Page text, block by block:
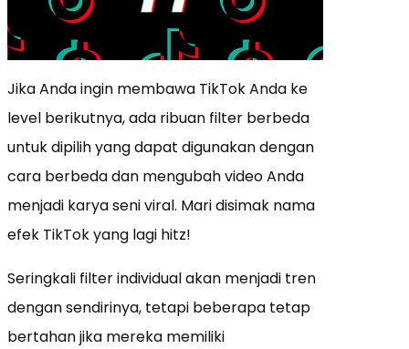
Jika Anda ingin membawa TikTok Anda ke
level berikutnya, ada ribuan filter berbeda
untuk dipilih yang dapat digunakan dengan
cara berbeda dan mengubah video Anda
menjadi karya seni viral. Mari disimak nama
efek TikTok yang lagi hitz!
Seringkali filter individual akan menjadi tren
dengan sendirinya, tetapi beberapa tetap
bertahan jika mereka memiliki